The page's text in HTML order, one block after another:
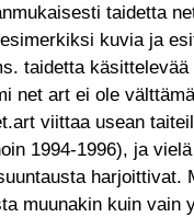
taidetta
kuvia ja
taidetta
net art ei ole
viittaa usean
1994-1996), ja
harjoittivat.
muunakin kuin vain